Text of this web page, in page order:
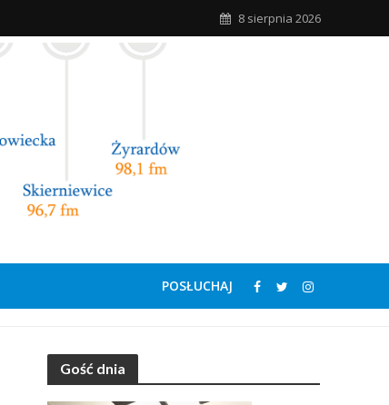
8 sierpnia 2026
POSŁUCHAJ
Gość dnia